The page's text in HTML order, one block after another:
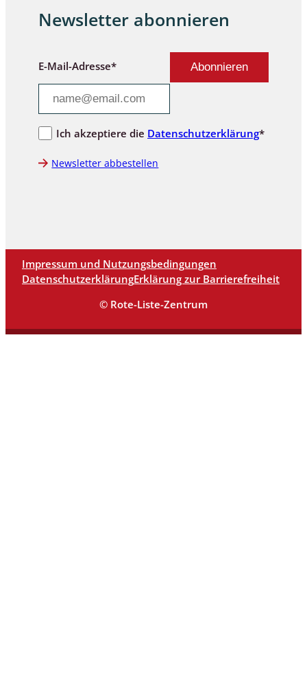
Newsletter abonnieren
E-Mail-Adresse*
Ich akzeptiere die Datenschutzerklärung*
Newsletter abbestellen
Impressum und Nutzungsbedingungen
DatenschutzerklärungErklärung zur Barrierefreiheit
© Rote-Liste-Zentrum